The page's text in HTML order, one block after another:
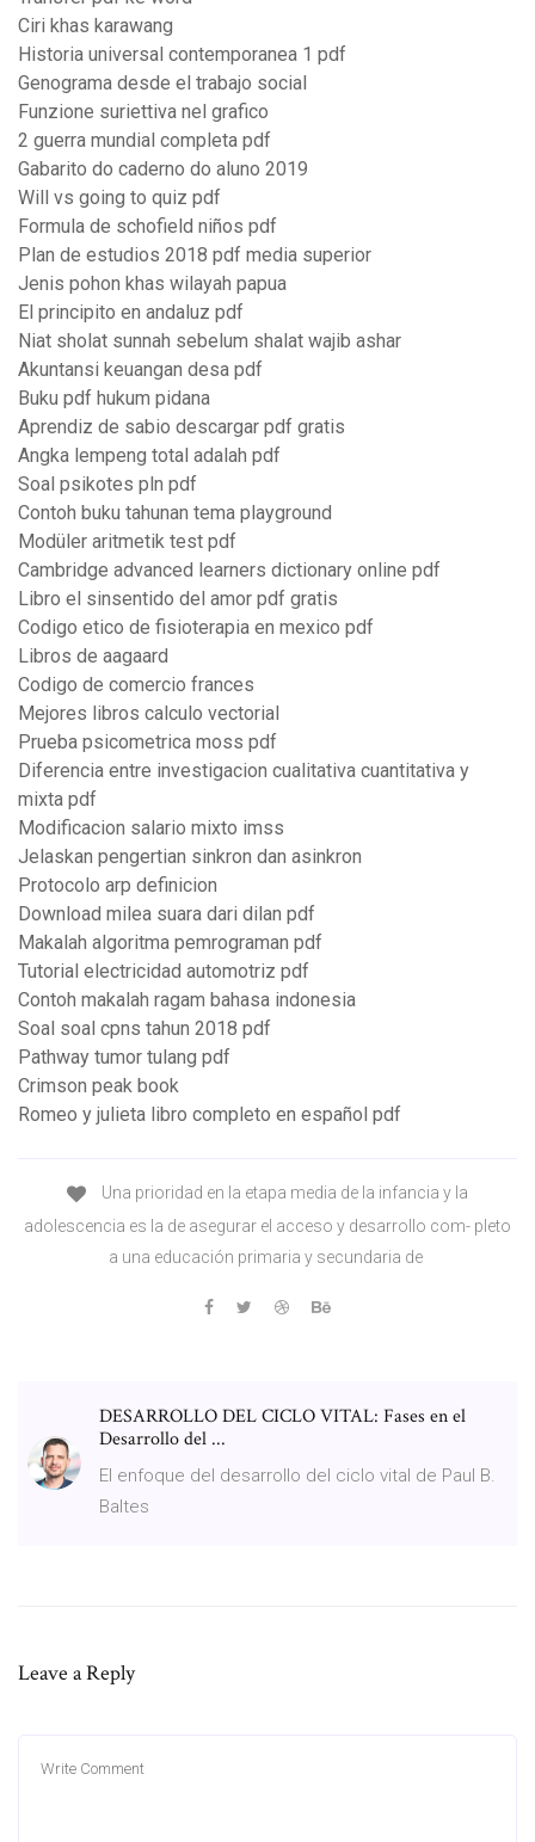
Ciri khas karawang
Historia universal contemporanea 1 pdf
Genograma desde el trabajo social
Funzione suriettiva nel grafico
2 guerra mundial completa pdf
Gabarito do caderno do aluno 2019
Will vs going to quiz pdf
Formula de schofield niños pdf
Plan de estudios 2018 pdf media superior
Jenis pohon khas wilayah papua
El principito en andaluz pdf
Niat sholat sunnah sebelum shalat wajib ashar
Akuntansi keuangan desa pdf
Buku pdf hukum pidana
Aprendiz de sabio descargar pdf gratis
Angka lempeng total adalah pdf
Soal psikotes pln pdf
Contoh buku tahunan tema playground
Modüler aritmetik test pdf
Cambridge advanced learners dictionary online pdf
Libro el sinsentido del amor pdf gratis
Codigo etico de fisioterapia en mexico pdf
Libros de aagaard
Codigo de comercio frances
Mejores libros calculo vectorial
Prueba psicometrica moss pdf
Diferencia entre investigacion cualitativa cuantitativa y
mixta pdf
Modificacion salario mixto imss
Jelaskan pengertian sinkron dan asinkron
Protocolo arp definicion
Download milea suara dari dilan pdf
Makalah algoritma pemrograman pdf
Tutorial electricidad automotriz pdf
Contoh makalah ragam bahasa indonesia
Soal soal cpns tahun 2018 pdf
Pathway tumor tulang pdf
Crimson peak book
Romeo y julieta libro completo en español pdf
Una prioridad en la etapa media de la infancia y la
adolescencia es la de asegurar el acceso y desarrollo com- pleto
a una educación primaria y secundaria de
DESARROLLO DEL CICLO VITAL: Fases en el
Desarrollo del ...
El enfoque del desarrollo del ciclo vital de Paul B.
Baltes
Leave a Reply